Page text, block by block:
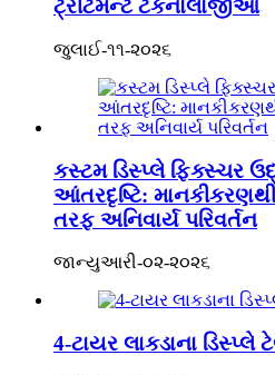
ટ્રીટમેન્ટ ટેકનોલોજીઓ
જુલાઈ-૧૧-૨૦૨૬
કસ્ટમ ડિસ્પ્લે ફિક્સ્ચર
આંતરદૃષ્ટિ:
તરફ અનિવાર્ય પરિવર્તન
જાન્યુઆરી-૦૨-૨૦૨૬
4-ટાયર લાકડાના ડિસ્પ્લે